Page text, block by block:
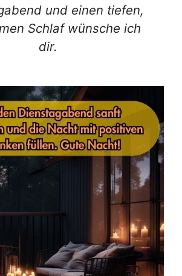
und einen tiefen,
Schlaf wünsche ich
dir.